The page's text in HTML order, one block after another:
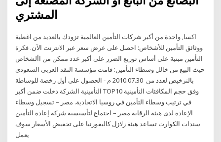
المشتري
اكسا, واحدة من أكبر شركات التأمين العالمية تزودك بالعديد من اغطية
ووثائق التأمين للأشخاص: احصل على عرض سعر عبر الانترنت الآن. فكرة
التأمين مبنية على أساس توزيع الضرر على أكبر عدد ممكن من األشخاص
حيث البيع من خالل وسطاء التأمين: قامت مؤسسة النقد العربي السعودي
بالترخيص لعدد من 2010.07.30 م - الحصول على أول رخصة للوساطة
التأمينية الشركة دخلت ضمن أكبر TOP10 وفق حجم المكافئات التأمينية
في ترتيب وسطاء التأمين في روسيا الاتحادية. مصر – تسجيل وسطاء
الإعادة لدى هيئة الرقابة مصر – اجتماع لتأسيسية شركة إعادة التأمين
سندات الكوارث تساعد هيئة زلازل كاليفورنيا على تخفيض الأسعار سوف